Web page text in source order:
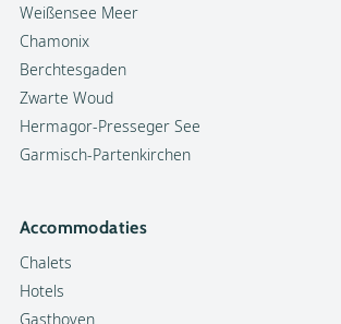
Weißensee Meer
Chamonix
Berchtesgaden
Zwarte Woud
Hermagor-Presseger See
Garmisch-Partenkirchen
Accommodaties
Chalets
Hotels
Gasthoven